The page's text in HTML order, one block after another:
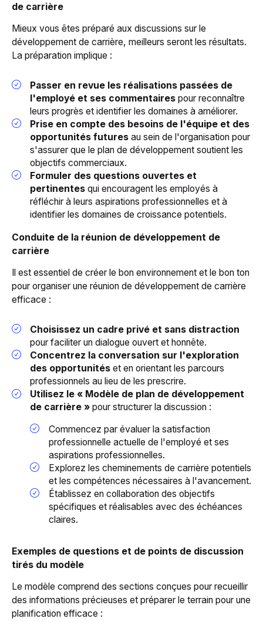
de carrière
Mieux vous êtes préparé aux discussions sur le
développement de carrière, meilleurs seront les résultats.
La préparation implique :
Passer en revue les réalisations passées de
l'employé et ses commentairespour reconnaître
leurs progrès et identifier les domaines à améliorer.
Prise en compte des besoins de l'équipe et des
opportunités futures au sein de l'organisation pour
s'assurer que le plan de développement soutient les
objectifs commerciaux.
Formuler des questions ouvertes et
pertinentes qui encouragent les employés à
réfléchir à leurs aspirations professionnelles et à
identifier les domaines de croissance potentiels.
Conduite de la réunion de développement de
carrière
Il est essentiel de créer le bon environnement et le bon ton
pour organiser une réunion de développement de carrière
efficace :
Choisissez un cadre privé et sans distraction
pour faciliter un dialogue ouvert et honnête.
Concentrez la conversation sur l'exploration
des opportunitéset en orientant les parcours
professionnels au lieu de les prescrire.
Utilisez le « Modèle de plan de développement
de carrière » pour structurer la discussion :
Commencez par évaluer la satisfaction
professionnelle actuelle de l'employé et ses
aspirations professionnelles.
Explorez les cheminements de carrière potentiels
et les compétences nécessaires à l'avancement.
Établissez en collaboration des objectifs
spécifiques et réalisables avec des échéances
claires.
Exemples de questions et de points de discussion
tirés du modèle
Le modèle comprend des sections conçues pour recueillir
des informations précieuses et préparer le terrain pour une
planification efficace :